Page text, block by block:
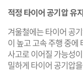
적정 타이어 공기압 유
겨울철에는 타이어 공
이 높고 고속 주행 중에
사고로 이어질 가능성
밀하게 타이어 공기압